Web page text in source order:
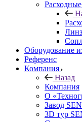
Оборудование
Референс
Компания
Назад
Компания
О
Завод
3D тур